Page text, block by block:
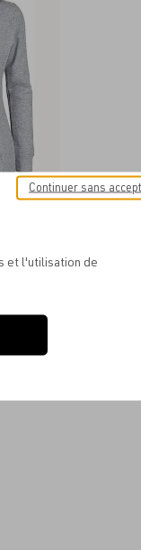
PARKA
et l'utilisation de
Continuer sans